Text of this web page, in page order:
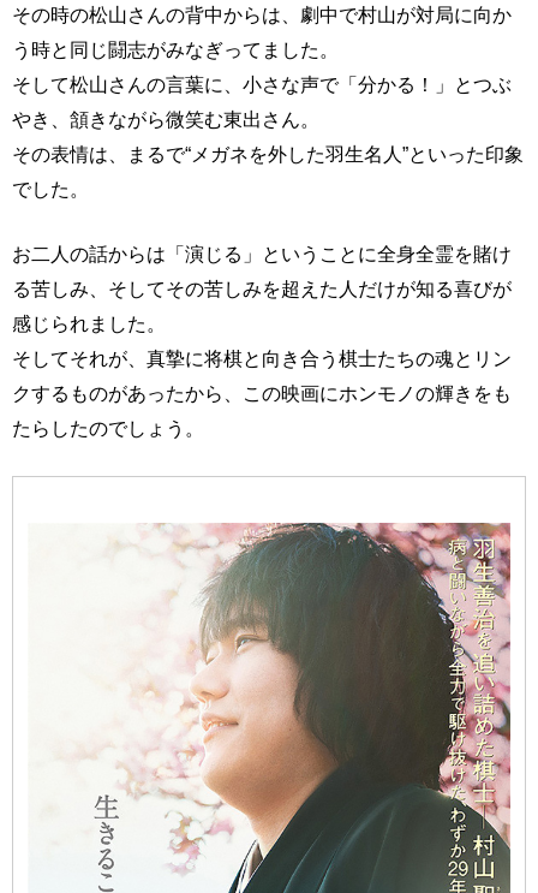
その時の松山さんの背中からは、劇中で村山が対局に向か
う時と同じ闘志がみなぎってました。
そして松山さんの言葉に、小さな声で「分かる！」とつぶ
やき、頷きながら微笑む東出さん。
その表情は、まるで“メガネを外した羽生名人”といった印象
でした。
お二人の話からは「演じる」ということに全身全霊を賭け
る苦しみ、そしてその苦しみを超えた人だけが知る喜びが
感じられました。
そしてそれが、真摯に将棋と向き合う棋士たちの魂とリン
クするものがあったから、この映画にホンモノの輝きをも
たらしたのでしょう。